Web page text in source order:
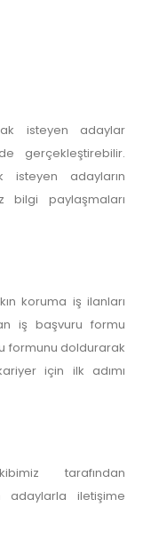
isteyen adaylar
gerçekleştirebilir.
isteyen adayların
bilgi paylaşmaları
koruma iş ilanları
iş başvuru formu
formunu doldurarak
için ilk adımı
tarafından
adaylarla iletişime